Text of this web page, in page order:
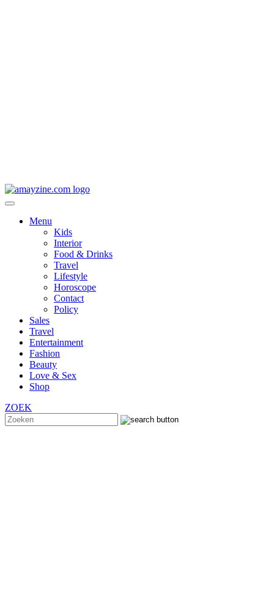
Menu
Kids
Interior
Food & Drinks
Travel
Lifestyle
Horoscope
Contact
Policy
Sales
Travel
Entertainment
Fashion
Beauty
Love & Sex
Shop
ZOEK